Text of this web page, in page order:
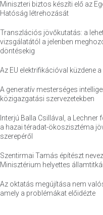
Miniszteri biztos készíti elő az
Hatóság létrehozását
Transzlációs jövőkutatás: a
vizsgálatától a jelenben
döntésekig
Az EU elektrifikációval küzdene
A generatív mesterséges
közigazgatási szervezetekben
Interjú Balla Csillával, a
a hazai téradat-ökoszisztéma
szerepéről
Szentirmai Tamás építészt
Minisztérium helyettes
Az oktatás megújítása nem
amely a problémákat előidézte